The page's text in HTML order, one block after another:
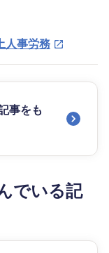
人事労務
事をも
でいる記